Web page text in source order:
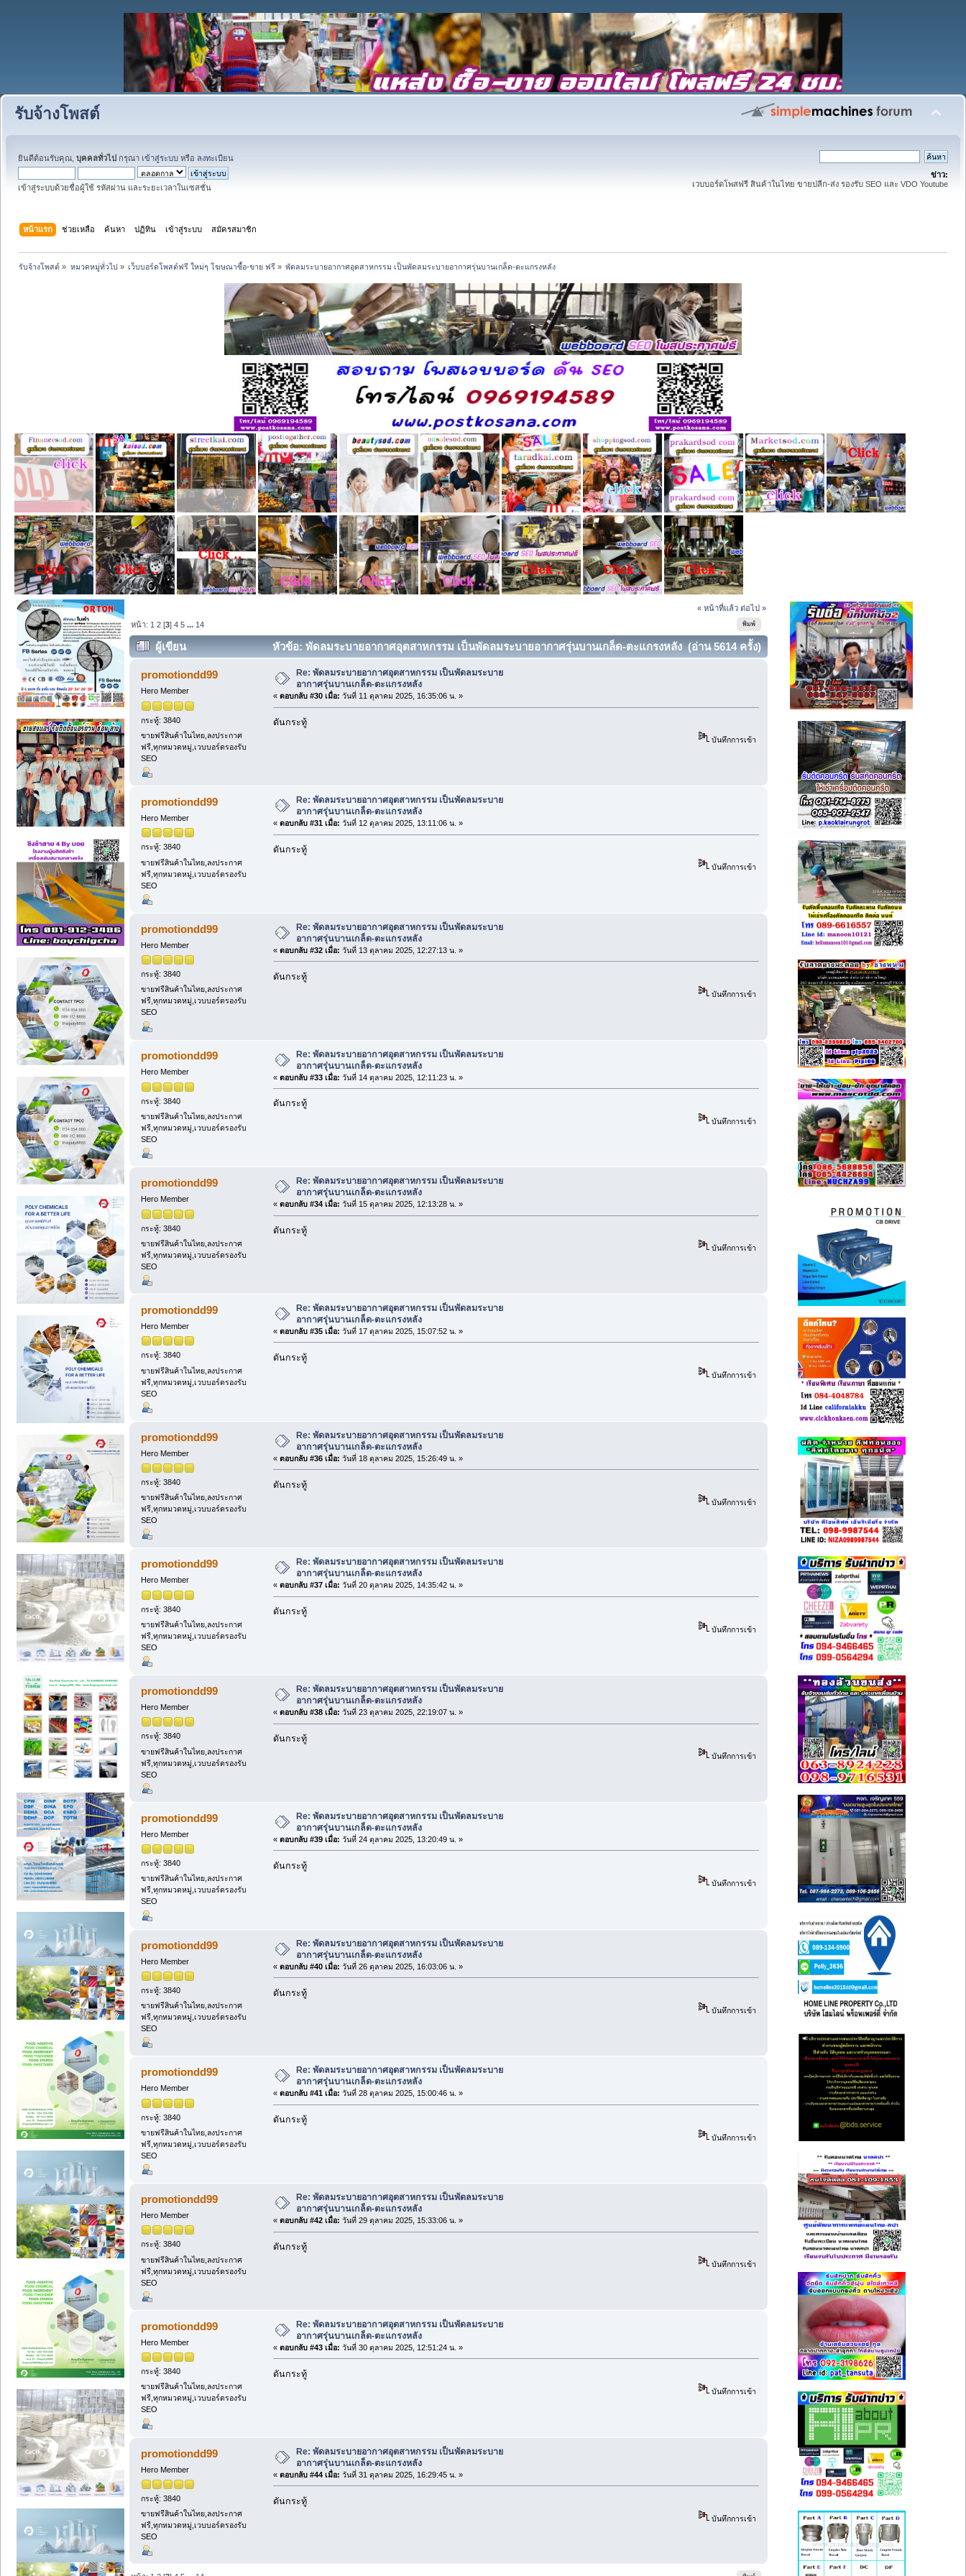
รับจ้างโพสต์
ยินดีต้อนรับคุณ, บุคคลทั่วไป กรุณา เข้าสู่ระบบ หรือ ลงทะเบียน
เข้าสู่ระบบด้วยชื่อผู้ใช้ รหัสผ่าน และระยะเวลาในเซสชั่น
ข่าว:
เวบบอร์ดโพสฟรี สินค้าในไทย ขายปลีก-ส่ง รองรับ SEO และ VDO Youtube
หน้าแรก ช่วยเหลือ ค้นหา ปฏิทิน เข้าสู่ระบบ สมัครสมาชิก
รับจ้างโพสต์ » หมวดหมู่ทั่วไป» เว็บบอร์ดโพสต์ฟรี ใหม่ๆ โฆษณาซื้อ-ขาย ฟรี» พัดลมระบายอากาศอุตสาหกรรม เป็นพัดลมระบายอากาศรุ่นบานเกล็ด-ตะแกรงหลัง
« หน้าที่แล้ว ต่อไป »
พิมพ์
หน้า: 1 2 [3]4 5 ... 14
ผู้เขียน หัวข้อ: พัดลมระบายอากาศอุตสาหกรรม เป็นพัดลมระบายอากาศรุ่นบานเกล็ด-ตะแกรงหลัง (อ่าน 5614 ครั้ง)
promotiondd99
Hero Member
กระทู้: 3840
ขายฟรีสินค้าในไทย,ลงประกาศ
ฟรี,ทุกหมวดหมู่,เวบบอร์ดรองรับ
SEO
Re: พัดลมระบายอากาศอุตสาหกรรม เป็นพัดลมระบาย
อากาศรุ่นบานเกล็ด-ตะแกรงหลัง
« ตอบกลับ #30 เมื่อ: วันที่ 11 ตุลาคม 2025, 16:35:06 น. »
ดันกระทู้
บันทึกการเข้า
promotiondd99
Hero Member
กระทู้: 3840
ขายฟรีสินค้าในไทย,ลงประกาศ
ฟรี,ทุกหมวดหมู่,เวบบอร์ดรองรับ
SEO
Re: พัดลมระบายอากาศอุตสาหกรรม เป็นพัดลมระบาย
อากาศรุ่นบานเกล็ด-ตะแกรงหลัง
« ตอบกลับ #31 เมื่อ: วันที่ 12 ตุลาคม 2025, 13:11:06 น. »
ดันกระทู้
บันทึกการเข้า
promotiondd99
Hero Member
กระทู้: 3840
ขายฟรีสินค้าในไทย,ลงประกาศ
ฟรี,ทุกหมวดหมู่,เวบบอร์ดรองรับ
SEO
Re: พัดลมระบายอากาศอุตสาหกรรม เป็นพัดลมระบาย
อากาศรุ่นบานเกล็ด-ตะแกรงหลัง
« ตอบกลับ #32 เมื่อ: วันที่ 13 ตุลาคม 2025, 12:27:13 น. »
ดันกระทู้
บันทึกการเข้า
promotiondd99
Hero Member
กระทู้: 3840
ขายฟรีสินค้าในไทย,ลงประกาศ
ฟรี,ทุกหมวดหมู่,เวบบอร์ดรองรับ
SEO
Re: พัดลมระบายอากาศอุตสาหกรรม เป็นพัดลมระบาย
อากาศรุ่นบานเกล็ด-ตะแกรงหลัง
« ตอบกลับ #33 เมื่อ: วันที่ 14 ตุลาคม 2025, 12:11:23 น. »
ดันกระทู้
บันทึกการเข้า
promotiondd99
Hero Member
กระทู้: 3840
ขายฟรีสินค้าในไทย,ลงประกาศ
ฟรี,ทุกหมวดหมู่,เวบบอร์ดรองรับ
SEO
Re: พัดลมระบายอากาศอุตสาหกรรม เป็นพัดลมระบาย
อากาศรุ่นบานเกล็ด-ตะแกรงหลัง
« ตอบกลับ #34 เมื่อ: วันที่ 15 ตุลาคม 2025, 12:13:28 น. »
ดันกระทู้
บันทึกการเข้า
promotiondd99
Hero Member
กระทู้: 3840
ขายฟรีสินค้าในไทย,ลงประกาศ
ฟรี,ทุกหมวดหมู่,เวบบอร์ดรองรับ
SEO
Re: พัดลมระบายอากาศอุตสาหกรรม เป็นพัดลมระบาย
อากาศรุ่นบานเกล็ด-ตะแกรงหลัง
« ตอบกลับ #35 เมื่อ: วันที่ 17 ตุลาคม 2025, 15:07:52 น. »
ดันกระทู้
บันทึกการเข้า
promotiondd99
Hero Member
กระทู้: 3840
ขายฟรีสินค้าในไทย,ลงประกาศ
ฟรี,ทุกหมวดหมู่,เวบบอร์ดรองรับ
SEO
Re: พัดลมระบายอากาศอุตสาหกรรม เป็นพัดลมระบาย
อากาศรุ่นบานเกล็ด-ตะแกรงหลัง
« ตอบกลับ #36 เมื่อ: วันที่ 18 ตุลาคม 2025, 15:26:49 น. »
ดันกระทู้
บันทึกการเข้า
promotiondd99
Hero Member
กระทู้: 3840
ขายฟรีสินค้าในไทย,ลงประกาศ
ฟรี,ทุกหมวดหมู่,เวบบอร์ดรองรับ
SEO
Re: พัดลมระบายอากาศอุตสาหกรรม เป็นพัดลมระบาย
อากาศรุ่นบานเกล็ด-ตะแกรงหลัง
« ตอบกลับ #37 เมื่อ: วันที่ 20 ตุลาคม 2025, 14:35:42 น. »
ดันกระทู้
บันทึกการเข้า
promotiondd99
Hero Member
กระทู้: 3840
ขายฟรีสินค้าในไทย,ลงประกาศ
ฟรี,ทุกหมวดหมู่,เวบบอร์ดรองรับ
SEO
Re: พัดลมระบายอากาศอุตสาหกรรม เป็นพัดลมระบาย
อากาศรุ่นบานเกล็ด-ตะแกรงหลัง
« ตอบกลับ #38 เมื่อ: วันที่ 23 ตุลาคม 2025, 22:19:07 น. »
ดันกระทู้
บันทึกการเข้า
promotiondd99
Hero Member
กระทู้: 3840
ขายฟรีสินค้าในไทย,ลงประกาศ
ฟรี,ทุกหมวดหมู่,เวบบอร์ดรองรับ
SEO
Re: พัดลมระบายอากาศอุตสาหกรรม เป็นพัดลมระบาย
อากาศรุ่นบานเกล็ด-ตะแกรงหลัง
« ตอบกลับ #39 เมื่อ: วันที่ 24 ตุลาคม 2025, 13:20:49 น. »
ดันกระทู้
บันทึกการเข้า
promotiondd99
Hero Member
กระทู้: 3840
ขายฟรีสินค้าในไทย,ลงประกาศ
ฟรี,ทุกหมวดหมู่,เวบบอร์ดรองรับ
SEO
Re: พัดลมระบายอากาศอุตสาหกรรม เป็นพัดลมระบาย
อากาศรุ่นบานเกล็ด-ตะแกรงหลัง
« ตอบกลับ #40 เมื่อ: วันที่ 26 ตุลาคม 2025, 16:03:06 น. »
ดันกระทู้
บันทึกการเข้า
promotiondd99
Hero Member
กระทู้: 3840
ขายฟรีสินค้าในไทย,ลงประกาศ
ฟรี,ทุกหมวดหมู่,เวบบอร์ดรองรับ
SEO
Re: พัดลมระบายอากาศอุตสาหกรรม เป็นพัดลมระบาย
อากาศรุ่นบานเกล็ด-ตะแกรงหลัง
« ตอบกลับ #41 เมื่อ: วันที่ 28 ตุลาคม 2025, 15:00:46 น. »
ดันกระทู้
บันทึกการเข้า
promotiondd99
Hero Member
กระทู้: 3840
ขายฟรีสินค้าในไทย,ลงประกาศ
ฟรี,ทุกหมวดหมู่,เวบบอร์ดรองรับ
SEO
Re: พัดลมระบายอากาศอุตสาหกรรม เป็นพัดลมระบาย
อากาศรุ่นบานเกล็ด-ตะแกรงหลัง
« ตอบกลับ #42 เมื่อ: วันที่ 29 ตุลาคม 2025, 15:33:06 น. »
ดันกระทู้
บันทึกการเข้า
promotiondd99
Hero Member
กระทู้: 3840
ขายฟรีสินค้าในไทย,ลงประกาศ
ฟรี,ทุกหมวดหมู่,เวบบอร์ดรองรับ
SEO
Re: พัดลมระบายอากาศอุตสาหกรรม เป็นพัดลมระบาย
อากาศรุ่นบานเกล็ด-ตะแกรงหลัง
« ตอบกลับ #43 เมื่อ: วันที่ 30 ตุลาคม 2025, 12:51:24 น. »
ดันกระทู้
บันทึกการเข้า
promotiondd99
Hero Member
กระทู้: 3840
ขายฟรีสินค้าในไทย,ลงประกาศ
ฟรี,ทุกหมวดหมู่,เวบบอร์ดรองรับ
SEO
Re: พัดลมระบายอากาศอุตสาหกรรม เป็นพัดลมระบาย
อากาศรุ่นบานเกล็ด-ตะแกรงหลัง
« ตอบกลับ #44 เมื่อ: วันที่ 31 ตุลาคม 2025, 16:29:45 น. »
ดันกระทู้
บันทึกการเข้า